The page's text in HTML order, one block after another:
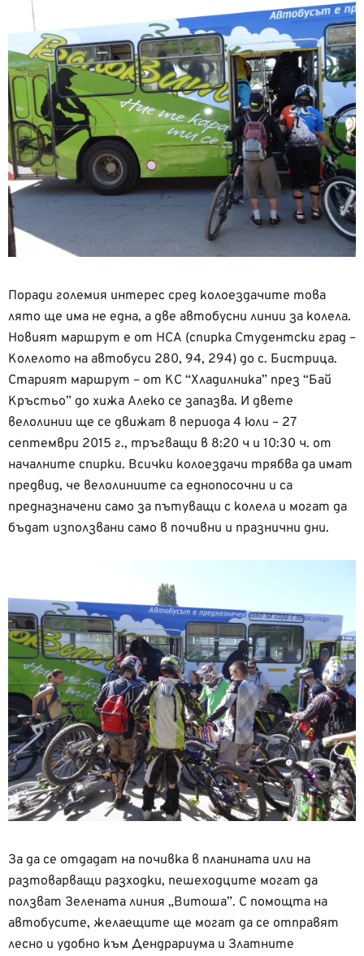
Поради големия интерес сред колоездачите това
лято ще има не една, а две автобусни линии за колела.
Новият маршрут е от НСА (спирка Студентски град –
Колелото на автобуси 280, 94, 294) до с. Бистрица.
Старият маршрут – от КС “Хладилника” през “Бай
Кръстьо” до хижа Алеко се запазва. И двете
велолинии ще се движат в периода 4 юли – 27
септември 2015 г., тръгващи в 8:20 ч и 10:30 ч. от
началните спирки. Всички колоездачи трябва да имат
предвид, че велолиниите са еднопосочни и са
предназначени само за пътуващи с колела и могат да
бъдат използвани само в почивни и празнични дни.
За да се отдадат на почивка в планината или на
разтоварващи разходки, пешеходците могат да
ползват Зелената линия „Витоша”. С помощта на
автобусите, желаещите ще могат да се отправят
лесно и удобно към Дендрариума и Златните